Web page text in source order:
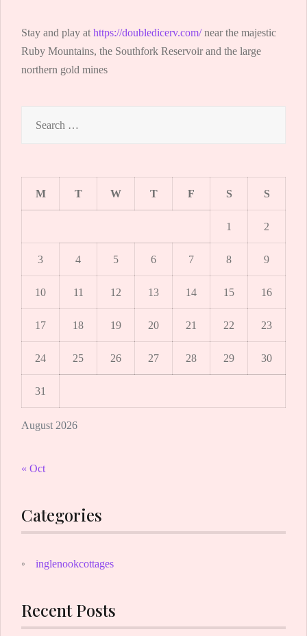
Stay and play at https://doubledicerv.com/near the majestic
Ruby Mountains, the Southfork Reservoir and the large
northern gold mines
August 2026
M T W T F S S
1 2
3 4 5 6 7 8 9
10 11 12 13 14 15 16
17 18 19 20 21 22 23
24 25 26 27 28 29 30
31
« Oct
Categories
inglenookcottages
Recent Posts